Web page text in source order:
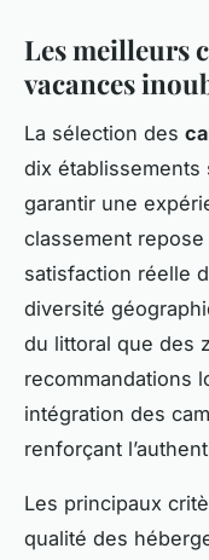
Les meilleurs
vacances
La sélection des
dix
garantir une
classement
satisfaction réelle
diversité
du littoral que des
recommandations
intégration des
renforçant
Les principaux
qualité des